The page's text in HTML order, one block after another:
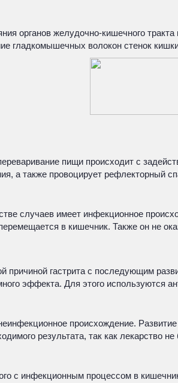
органов желудочно-кишечного
гладкомышечных волокон стенок
пищи происходит с
а также провоцирует рефлекторный
случаев имеет инфекционное
в кишечник. Также он не
причиной гастрита с последующим
эффекта. Для этого используются
происхождение.
результата, так как лекарство
с инфекционным процессом в